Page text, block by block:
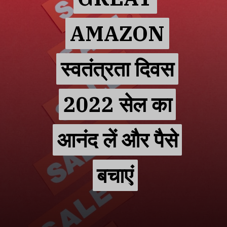
AMAZON
स्वतंत्रता दिवस
2022 सेल का
आनंद लें और पैसे
बचाएं
AMAZON
स्वतंत्रता दिवस
2022 सेल का
आनंद लें और पैसे
बचाएं